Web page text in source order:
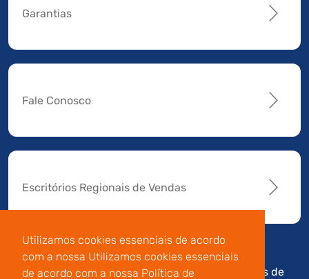
Utilizamos cookies essenciais de acordo
com a nossa Utilizamos cookies essenciais
de acordo com a nossa Política de
Garantias
Fale Conosco
Escritórios Regionais de Vendas
Av. Manoel da Nóbrega,
Termos de
Código de